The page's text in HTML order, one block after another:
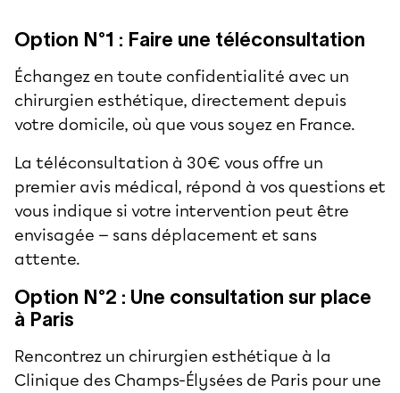
Option N°1 : Faire une téléconsultation
Échangez en toute confidentialité avec un
chirurgien esthétique, directement depuis
votre domicile, où que vous soyez en France.
La téléconsultation à 30€ vous offre un
premier avis médical, répond à vos questions et
vous indique si votre intervention peut être
envisagée — sans déplacement et sans
attente.
Option N°2 : Une consultation sur place
à Paris
Rencontrez un chirurgien esthétique à la
Clinique des Champs-Élysées de Paris pour une